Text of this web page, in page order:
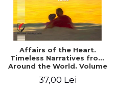
Affairs of the Heart.
Timeless Narratives from
Around the World. Volume
37,00 Lei